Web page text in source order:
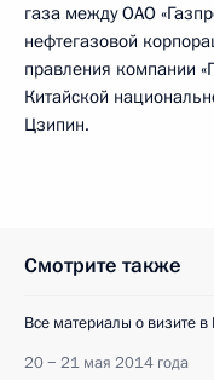
газа между ОАО
нефтегазовой
правления компании
Китайской
Цзипин.
Смотрите также
Все материалы о визите в
20 − 21 мая 2014 года